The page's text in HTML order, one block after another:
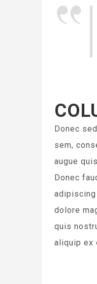
Donec
sem,
augue
Donec
dolore
quis
aliquip ex